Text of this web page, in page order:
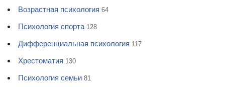
Возрастная психология 64
Психология спорта 128
Дифференциальная психология 117
Хрестоматия 130
Психология семьи 81